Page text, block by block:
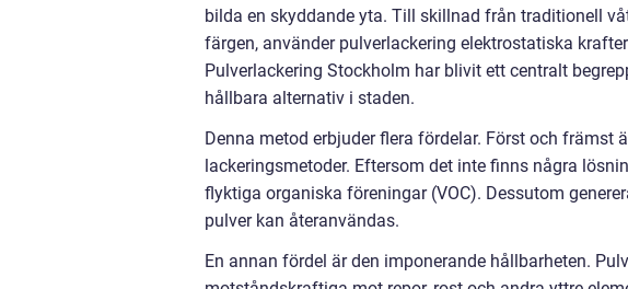
bilda en skyddande yta. Till skillnad från traditionell
färgen, använder pulverlackering elektrostatiska
Pulverlackering Stockholm har blivit ett centralt
hållbara alternativ i staden.
Denna metod erbjuder flera fördelar. Först och
lackeringsmetoder. Eftersom det inte finns några
flyktiga organiska föreningar (VOC). Dessutom
pulver kan återanvändas.
En annan fördel är den imponerande hållbarheten.